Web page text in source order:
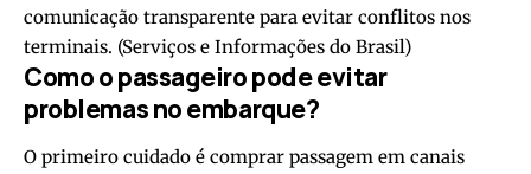
comunicação transparente para evitar conflitos nos
terminais. (Serviços e Informações do Brasil)
Como o passageiro pode evitar
problemas no embarque?
O primeiro cuidado é comprar passagem em canais